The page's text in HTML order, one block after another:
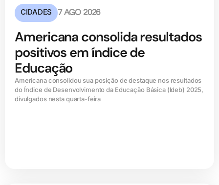
CIDADES 7 AGO 2026
Americana consolida resultados
positivos em índice de
Educação
Americana consolidou sua posição de destaque nos resultados
do Índice de Desenvolvimento da Educação Básica (ldeb) 2025,
divulgados nesta quarta-feira